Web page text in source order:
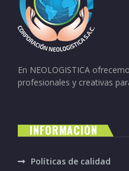
En NEOLOGISTICA
profesionales y creativas
INFORMACIÓN
Políticas de calidad